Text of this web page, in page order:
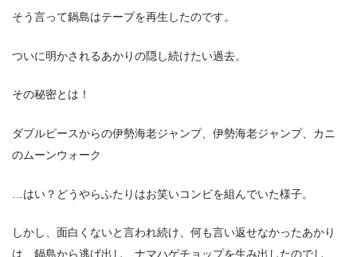
そう言って鍋島はテープを再生したのです。
ついに明かされるあかりの隠し続けたい過去。
その秘密とは！
ダブルピースからの伊勢海老ジャンプ、伊勢海老ジャンプ、カニ
のムーンウォーク
…はい？どうやらふたりはお笑いコンビを組んでいた様子。
しかし、面白くないと言われ続け、何も言い返せなかったあかり
は、鍋島から逃げ出し、ナマハゲチョップを生み出したのでし